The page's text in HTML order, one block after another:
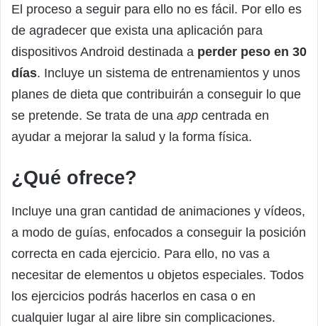
El proceso a seguir para ello no es fácil. Por ello es
de agradecer que exista una aplicación para
dispositivos Android destinada a perder peso en 30
días. Incluye un sistema de entrenamientos y unos
planes de dieta que contribuirán a conseguir lo que
se pretende. Se trata de una app centrada en
ayudar a mejorar la salud y la forma física.
¿Qué ofrece?
Incluye una gran cantidad de animaciones y vídeos,
a modo de guías, enfocados a conseguir la posición
correcta en cada ejercicio. Para ello, no vas a
necesitar de elementos u objetos especiales. Todos
los ejercicios podrás hacerlos en casa o en
cualquier lugar al aire libre sin complicaciones.